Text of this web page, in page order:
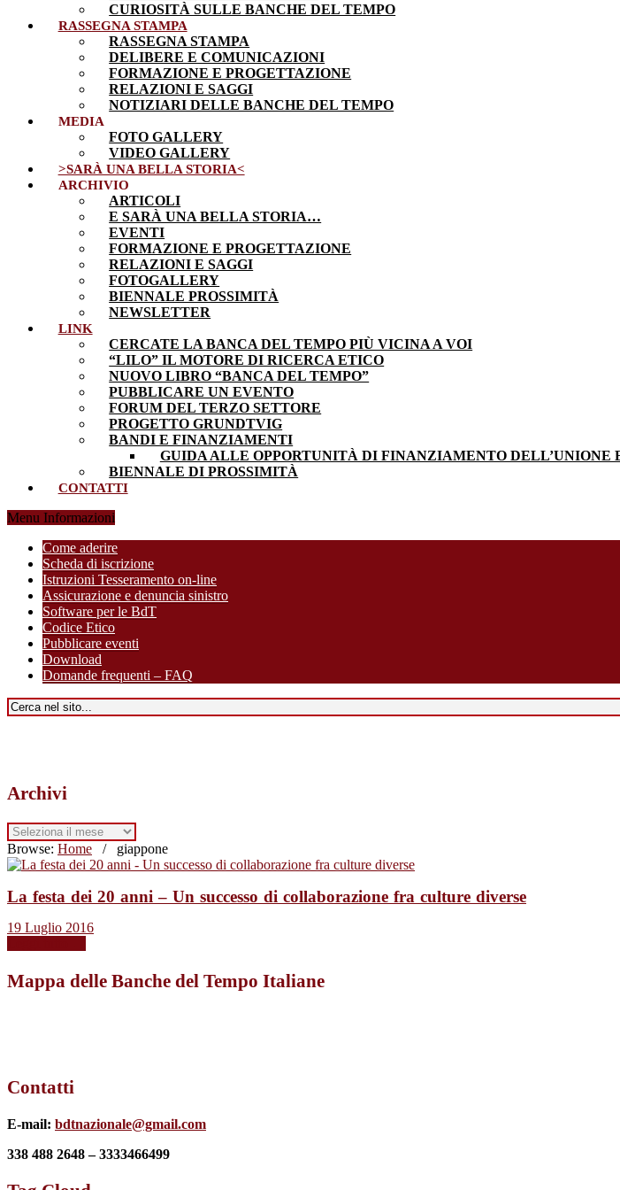
CURIOSITÀ SULLE BANCHE DEL TEMPO
RASSEGNA STAMPA
RASSEGNA STAMPA
DELIBERE E COMUNICAZIONI
FORMAZIONE E PROGETTAZIONE
RELAZIONI E SAGGI
NOTIZIARI DELLE BANCHE DEL TEMPO
MEDIA
FOTO GALLERY
VIDEO GALLERY
>SARÀ UNA BELLA STORIA<
ARCHIVIO
ARTICOLI
E SARÀ UNA BELLA STORIA…
EVENTI
FORMAZIONE E PROGETTAZIONE
RELAZIONI E SAGGI
FOTOGALLERY
BIENNALE PROSSIMITÀ
NEWSLETTER
LINK
CERCATE LA BANCA DEL TEMPO PIÙ VICINA A VOI
“LILO” IL MOTORE DI RICERCA ETICO
NUOVO LIBRO “BANCA DEL TEMPO”
PUBBLICARE UN EVENTO
FORUM DEL TERZO SETTORE
PROGETTO GRUNDTVIG
BANDI E FINANZIAMENTI
GUIDA ALLE OPPORTUNITÀ DI FINANZIAMENTO DELL’UNIONE
BIENNALE DI PROSSIMITÀ
CONTATTI
Menu Informazioni
Come aderire
Scheda di iscrizione
Istruzioni Tesseramento on-line
Assicurazione e denuncia sinistro
Software per le BdT
Codice Etico
Pubblicare eventi
Download
Domande frequenti – FAQ
Archivi
Archivi
Browse: Home / giappone
La festa dei 20 anni – Un successo di collaborazione fra culture diverse
19 Luglio 2016
Mappa delle Banche del Tempo Italiane
Contatti
E-mail: bdtnazionale@gmail.com
338 488 2648 – 3333466499